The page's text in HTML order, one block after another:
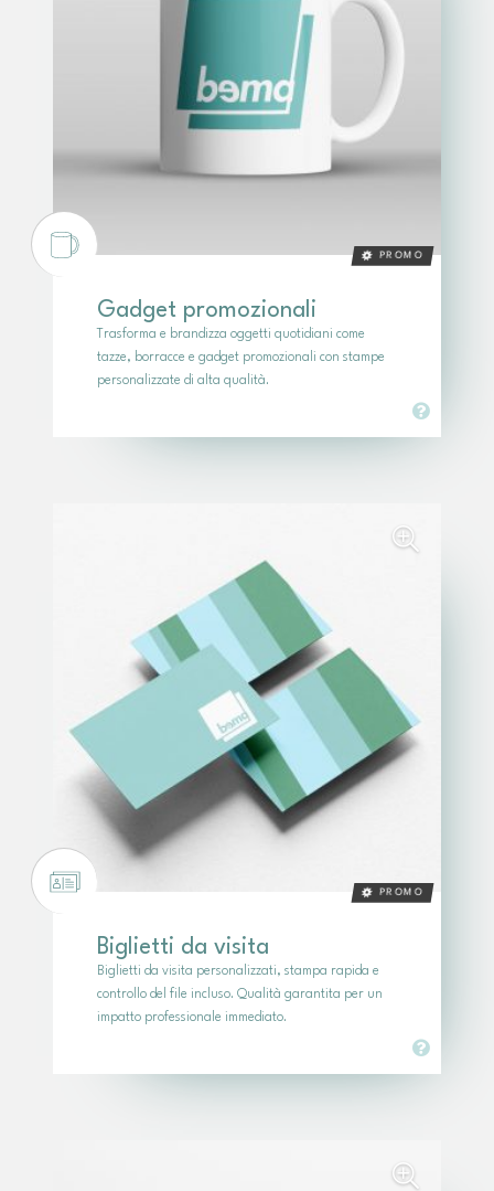
PROMO
Gadget promozionali
Trasforma e brandizza oggetti quotidiani come
tazze, borracce e gadget promozionali con stampe
personalizzate di alta qualità.
PROMO
Biglietti da visita
Biglietti da visita personalizzati, stampa rapida e
controllo del file incluso. Qualità garantita per un
impatto professionale immediato.